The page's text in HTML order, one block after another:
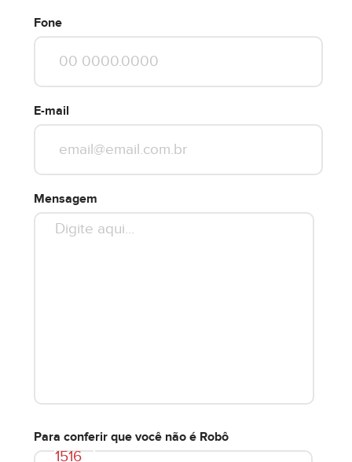
Fone
E-mail
Mensagem
Para conferir que você não é Robô